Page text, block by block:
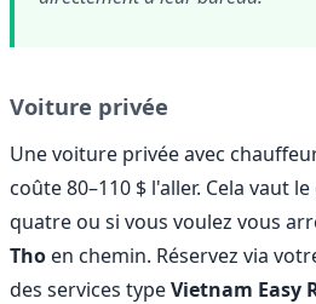
Voiture privée
Une voiture privée avec
coûte 80–110 $ l'aller. Cela vaut
quatre ou si vous voulez vous
Tho en chemin. Réservez via
des services typeVietnam Easy